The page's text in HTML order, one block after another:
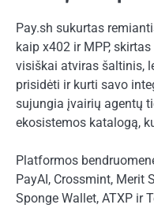
Pay.sh sukurtas
kaip x402 ir MPP,
visiškai atviras šaltinis,
prisidėti ir kurti savo
sujungia įvairių agentų
ekosistemos katalogą,
Platformos
PayAI, Crossmint, Merit
Sponge Wallet, ATXP ir